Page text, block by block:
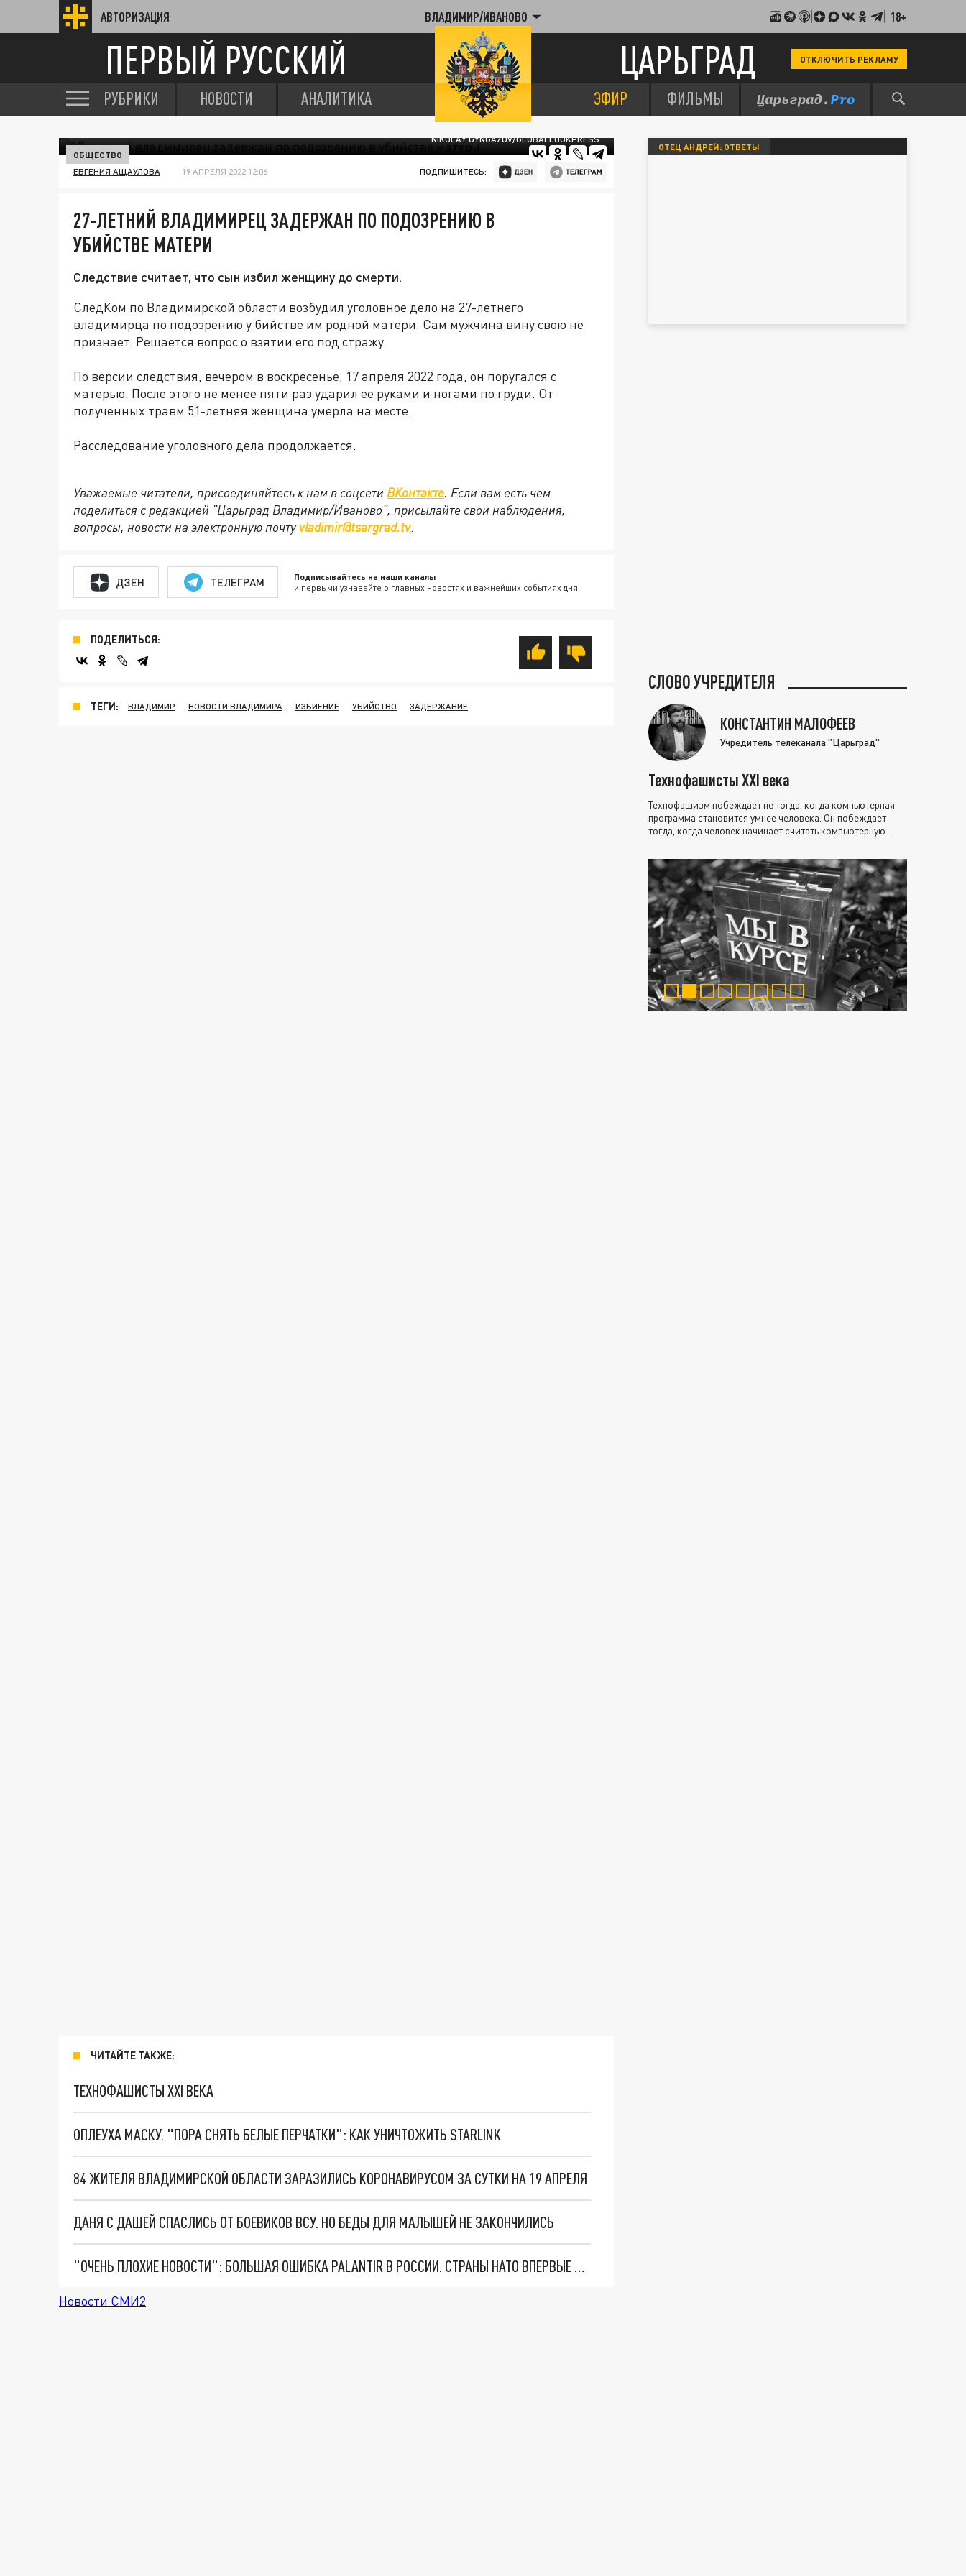
АВТОРИЗАЦИЯ ВЛАДИМИР/ИВАНОВО 18+
ПЕРВЫЙ РУССКИЙ ЦАРЬГРАД ОТКЛЮЧИТЬ РЕКЛАМУ
РУБРИКИ НОВОСТИ АНАЛИТИКА ЭФИР ФИЛЬМЫ
NIKOLAY GYNGAZOV/GLOBALLOOKPRESS
ОБЩЕСТВО
ЕВГЕНИЯ АЩАУЛОВА 19 АПРЕЛЯ 2022 12:06 ПОДПИШИТЕСЬ:
27-ЛЕТНИЙ ВЛАДИМИРЕЦ ЗАДЕРЖАН ПО ПОДОЗРЕНИЮ В
УБИЙСТВЕ МАТЕРИ
Следствие считает, что сын избил женщину до смерти.
СледКом по Владимирской области возбудил уголовное дело на 27-летнего
владимирца по подозрению у бийстве им родной матери. Сам мужчина вину свою не
признает. Решается вопрос о взятии его под стражу.
По версии следствия, вечером в воскресенье, 17 апреля 2022 года, он поругался с
матерью. После этого не менее пяти раз ударил ее руками и ногами по груди. От
полученных травм 51-летняя женщина умерла на месте.
Расследование уголовного дела продолжается.
Уважаемые читатели, присоединяйтесь к нам в соцсети ВКонтакте. Если вам есть чем
поделиться с редакцией "Царьград Владимир/Иваново", присылайте свои наблюдения,
вопросы, новости на электронную почту vladimir@tsargrad.tv.
ДЗЕН ТЕЛЕГРАМ Подписывайтесь на наши каналы
и первыми узнавайте о главных новостях и важнейших событиях дня.
ПОДЕЛИТЬСЯ:
ТЕГИ: ВЛАДИМИР НОВОСТИ ВЛАДИМИРА ИЗБИЕНИЕ УБИЙСТВО ЗАДЕРЖАНИЕ
ЧИТАЙТЕ ТАКЖЕ:
ТЕХНОФАШИСТЫ XXI ВЕКА
ОПЛЕУХА МАСКУ. "ПОРА СНЯТЬ БЕЛЫЕ ПЕРЧАТКИ": КАК УНИЧТОЖИТЬ STARLINK
84 ЖИТЕЛЯ ВЛАДИМИРСКОЙ ОБЛАСТИ ЗАРАЗИЛИСЬ КОРОНАВИРУСОМ ЗА СУТКИ НА 19 АПРЕЛЯ
ДАНЯ С ДАШЕЙ СПАСЛИСЬ ОТ БОЕВИКОВ ВСУ. НО БЕДЫ ДЛЯ МАЛЫШЕЙ НЕ ЗАКОНЧИЛИСЬ
"ОЧЕНЬ ПЛОХИЕ НОВОСТИ": БОЛЬШАЯ ОШИБКА PALANTIR В РОССИИ. СТРАНЫ НАТО ВПЕРВЫЕ ЗА СВО ОСТАНОВИЛИ ПОСТАВКИ ОРУЖИЯ. ВСУ ТЕРЯЮТ ПРИГРАНИЧЬЕ?
Новости СМИ2
ОТЕЦ АНДРЕЙ: ОТВЕТЫ
СЛОВО УЧРЕДИТЕЛЯ
КОНСТАНТИН МАЛОФЕЕВ
Учредитель телеканала "Царьград"
Технофашисты XXI века
Технофашизм побеждает не тогда, когда компьютерная
программа становится умнее человека. Он побеждает
тогда, когда человек начинает считать компьютерную